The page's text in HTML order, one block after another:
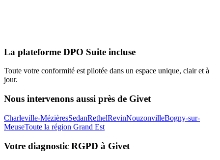
La plateforme DPO Suite incluse
Toute votre conformité est pilotée dans un espace unique, clair et à
jour.
Nous intervenons aussi près de Givet
Charleville-MézièresSedanRethelRevinNouzonvilleBogny-sur-
MeuseToute la région Grand Est
Votre diagnostic RGPD à Givet